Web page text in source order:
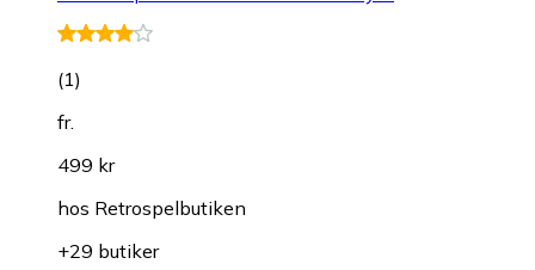
(1)
fr.
499 kr
hos Retrospelbutiken
+29 butiker